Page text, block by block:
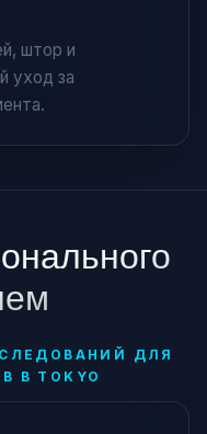
штор и
уход за
ДЛЯ
В TOKYO